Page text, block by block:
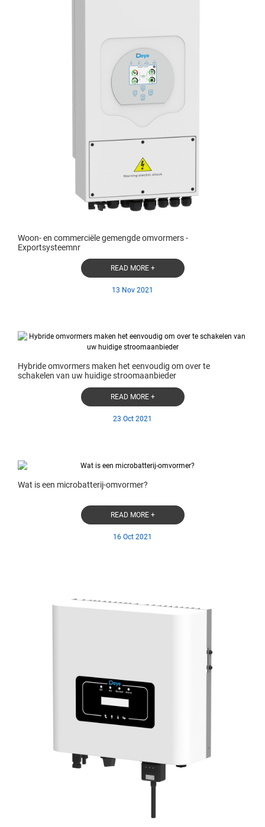
Woon- en commerciële gemengde omvormers -
Exportsysteemnr
READ MORE +
13 Nov 2021
Hybride omvormers maken het eenvoudig om over te
schakelen van uw huidige stroomaanbieder
READ MORE +
23 Oct 2021
Wat is een microbatterij-omvormer?
READ MORE +
16 Oct 2021